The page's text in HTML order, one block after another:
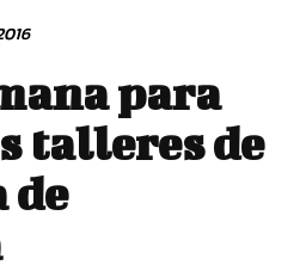
para
talleres de
de